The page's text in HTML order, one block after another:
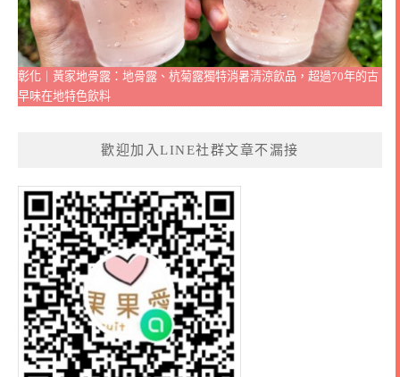
彰化｜黃家地骨露：地骨露、杭菊露獨特消暑清涼飲品，超過70年的古
早味在地特色飲料
歡迎加入LINE社群文章不漏接